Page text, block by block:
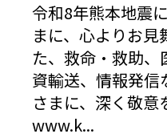
令和8年熊本地震
まに、心よりお見
た、救命・救助
資輸送、情報発信
さまに、深く敬
www.k...